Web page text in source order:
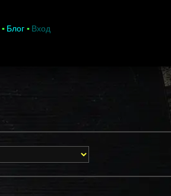
Блог Вход